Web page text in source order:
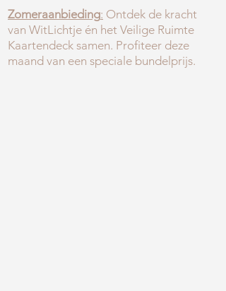
Zomeraanbieding: Ontdek de kracht
van WitLichtje én het Veilige Ruimte
Kaartendeck samen. Profiteer deze
maand van een speciale bundelprijs.